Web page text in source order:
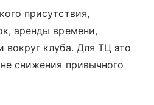
присутствия,
аренды времени,
вокруг клуба. Для ТЦ это
снижения привычного